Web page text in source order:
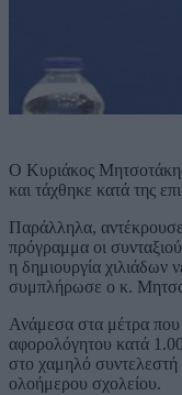
Ο Κυριάκος
και τάχθηκε κατά της
Παράλληλα, αντέκρουσε
πρόγραμμα οι
η δημιουργία
συμπλήρωσε ο κ.
Ανάμεσα στα μέτρα που
αφορολόγητου κατά
στο χαμηλό συντελεστή
ολοήμερου σχολείου.